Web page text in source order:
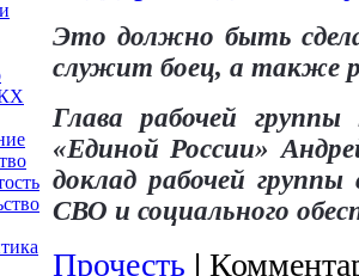
Это должно быть
служит боец, а также
Глава рабочей
«Единой России»
доклад рабочей
СВО и социального
Прочесть |